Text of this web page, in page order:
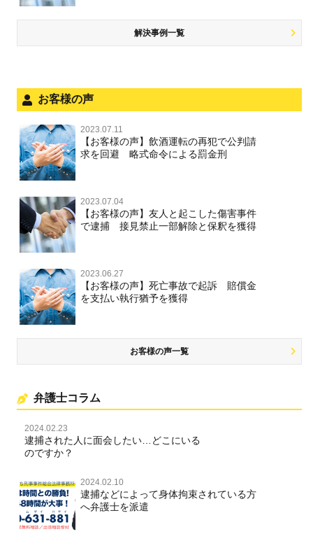
解決事例一覧
お客様の声
2023.07.11
【お客様の声】飲酒運転の再犯で公判請
求を回避 略式命令による罰金刑
2023.07.04
【お客様の声】友人と起こした傷害事件
で逮捕 接見禁止一部解除と保釈を獲得
2023.06.27
【お客様の声】死亡事故で起訴 賠償金
を支払い執行猶予を獲得
お客様の声一覧
弁護士コラム
2024.02.23
逮捕された人に面会したい…どこにいる
のですか？
2024.02.10
逮捕などによって身体拘束されている方
へ弁護士を派遣